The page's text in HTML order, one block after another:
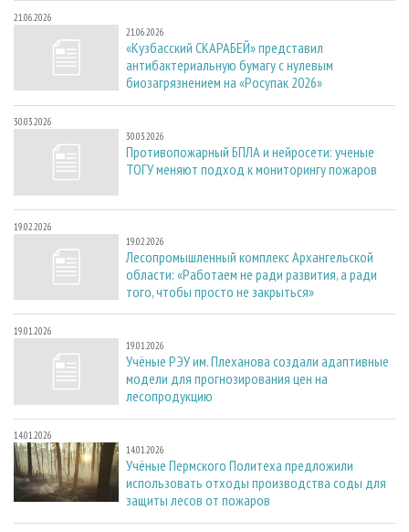
21.06.2026
21.06.2026
«Кузбасский СКАРАБЕЙ» представил
антибактериальную бумагу с нулевым
биозагрязнением на «Росупак 2026»
30.03.2026
30.03.2026
Противопожарный БПЛА и нейросети: ученые
ТОГУ меняют подход к мониторингу пожаров
19.02.2026
19.02.2026
Лесопромышленный комплекс Архангельской
области: «Работаем не ради развития, а ради
того, чтобы просто не закрыться»
19.01.2026
19.01.2026
Учёные РЭУ им. Плеханова создали адаптивные
модели для прогнозирования цен на
лесопродукцию
14.01.2026
14.01.2026
Учёные Пермского Политеха предложили
использовать отходы производства соды для
защиты лесов от пожаров